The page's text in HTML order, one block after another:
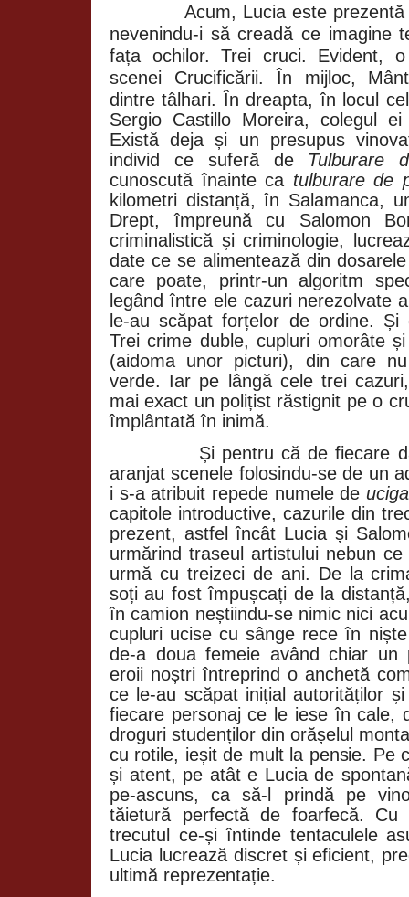
Acum, Lucia este
nevenindu-i să creadă ce imagine
fața ochilor. Trei cruci. Evident,
scenei Crucificării. În mijloc,
dintre tâlhari. În dreapta, în locul
Sergio Castillo Moreira, colegul
Există deja și un presupus
individ ce suferă de Tulburare
cunoscută înainte ca tulburare de
kilometri distanță, în Salamanca,
Drept, împreună cu Salomon
criminalistică și criminologie,
date ce se alimentează din
care poate, printr-un algoritm
legând între ele cazuri nerezolvate
le-au scăpat forțelor de ordine.
Trei crime duble, cupluri omorâte
(aidoma unor picturi), din care
verde. Iar pe lângă cele trei
mai exact un polițist răstignit pe o
împlântată în inimă.
Și pentru că de fiecare
aranjat scenele folosindu-se de un
i s-a atribuit repede numele de
capitole introductive, cazurile din
prezent, astfel încât Lucia și
urmărind traseul artistului nebun
urmă cu treizeci de ani. De la
soți au fost împușcați de la
în camion neștiindu-se nimic nici
cupluri ucise cu sânge rece în
de-a doua femeie având chiar
eroii noștri întreprind o anchetă
ce le-au scăpat inițial autorităților
fiecare personaj ce le iese în cale,
droguri studenților din orășelul
cu rotile, ieșit de mult la pensie. Pe
și atent, pe atât e Lucia de
pe-ascuns, ca să-l prindă pe
tăietură perfectă de foarfecă.
trecutul ce-și întinde tentaculele
Lucia lucrează discret și eficient,
ultimă reprezentație.